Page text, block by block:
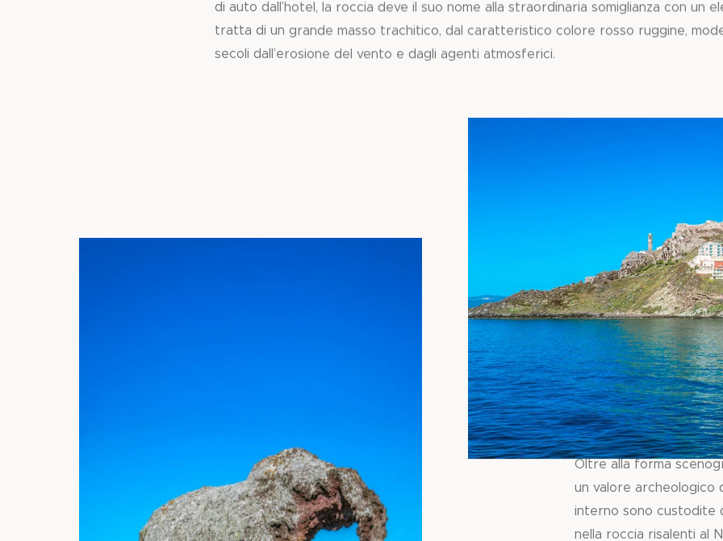
di auto dall’hotel, la roccia deve il suo nome alla straordinaria somiglianza con un
tratta di un grande masso trachitico, dal caratteristico colore rosso ruggine,
secoli dall’erosione del vento e dagli agenti atmosferici.
Oltre alla forma
un valore archeologico
interno sono custodite
nella roccia risalenti al